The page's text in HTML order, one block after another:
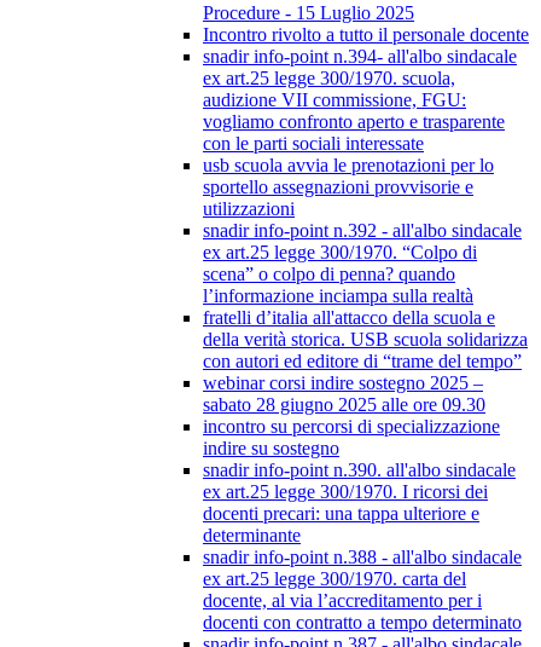
Procedure - 15 Luglio 2025
Incontro rivolto a tutto il personale docente
snadir info-point n.394- all'albo sindacale
ex art.25 legge 300/1970. scuola,
audizione VII commissione, FGU:
vogliamo confronto aperto e trasparente
con le parti sociali interessate
usb scuola avvia le prenotazioni per lo
sportello assegnazioni provvisorie e
utilizzazioni
snadir info-point n.392 - all'albo sindacale
ex art.25 legge 300/1970. “Colpo di
scena” o colpo di penna? quando
l’informazione inciampa sulla realtà
fratelli d’italia all'attacco della scuola e
della verità storica. USB scuola solidarizza
con autori ed editore di “trame del tempo”
webinar corsi indire sostegno 2025 –
sabato 28 giugno 2025 alle ore 09.30
incontro su percorsi di specializzazione
indire su sostegno
snadir info-point n.390. all'albo sindacale
ex art.25 legge 300/1970. I ricorsi dei
docenti precari: una tappa ulteriore e
determinante
snadir info-point n.388 - all'albo sindacale
ex art.25 legge 300/1970. carta del
docente, al via l’accreditamento per i
docenti con contratto a tempo determinato